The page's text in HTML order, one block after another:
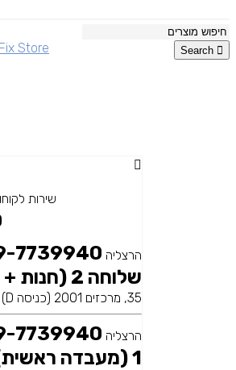
Search
שירות
הרצליה 7739940
שלוחה 2 (חנות + זאפ)
35, מרכזים 2001 (כניסה D)
הרצליה
1 (מעבדה ראשית)